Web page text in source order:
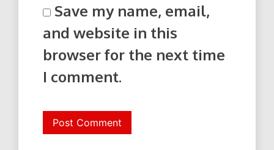
Save my name, email,
and website in this
browser for the next time
I comment.